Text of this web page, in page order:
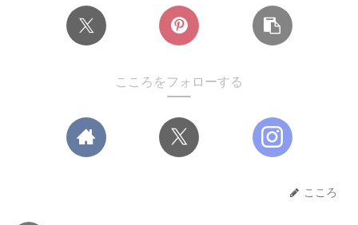
こころをフォローする
こころ